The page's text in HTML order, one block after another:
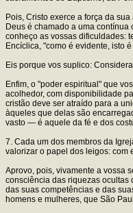
Pois, Cristo exerce a força da
Deus é chamado a uma
conheço as vossas dificuldades:
Encíclica, "como é evidente, isto
Eis porque vos suplico:
Enfim, o "poder espiritual" que
acolhedor, com disponibilidade
cristão deve ser atraído para a
àqueles que delas são
vasto — é aquele da fé e dos
7. Cada um dos membros da
valorizar o papel dos leigos: com
Aprovo, pois, vivamente a vossa
consciência das riquezas ocultas
das suas competências e das
homens e mulheres, que São